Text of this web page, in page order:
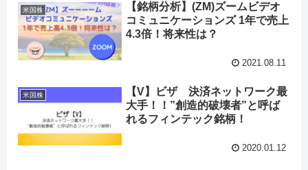
米国株
【銘柄分析】(ZM)ズームビデオ
コミュニケーションズ 1年で売上
4.3倍！将来性は？
2021.08.11
米国株
【V】ビザ 決済ネットワーク最
大手！！”創造的破壊者”と呼ば
れるフィンテック銘柄！
2020.01.12